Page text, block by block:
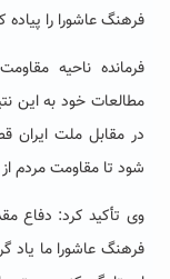
فرهنگ عاشورا را پیاده
فرمانده ناحیه
مطالعات خود به این
در مقابل ملت ایران
شود تا مقاومت مردم
وی تأکید کرد: دفاع
فرهنگ عاشورا ما یاد